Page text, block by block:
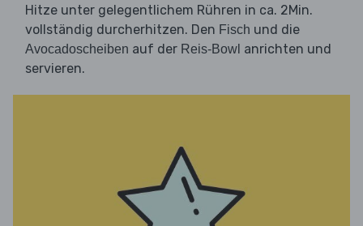
Hitze unter gelegentlichem Rühren in ca. 2Min.
vollständig durcherhitzen. Den Fisch und die
Avocadoscheiben auf der Reis-Bowl anrichten und
servieren.